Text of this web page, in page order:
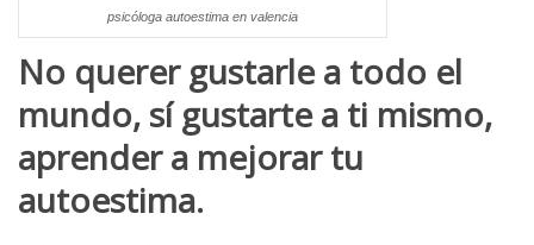
psicóloga autoestima en valencia
No querer gustarle a todo el
mundo, sí gustarte a ti mismo,
aprender a mejorar tu
autoestima.